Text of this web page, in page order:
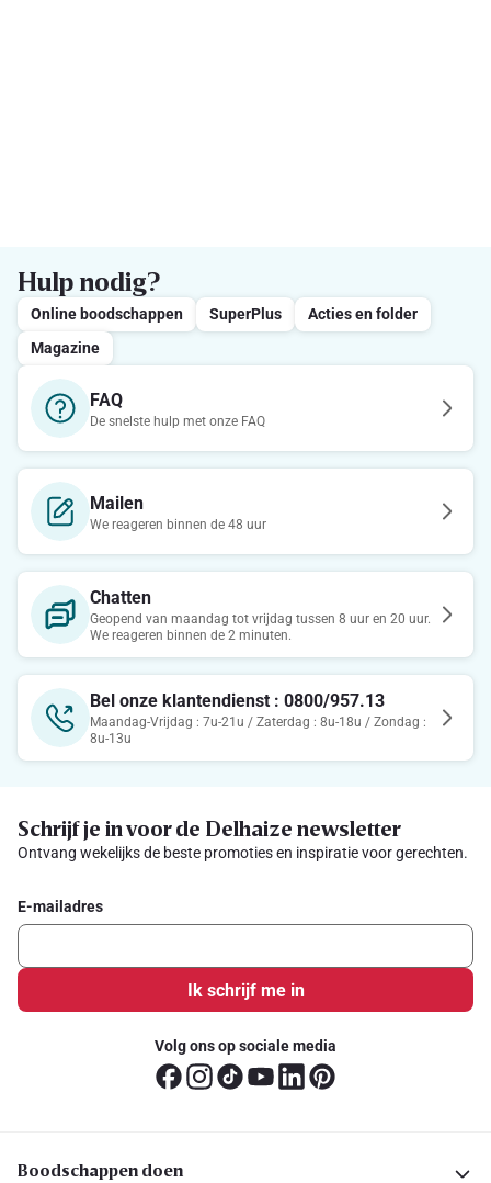
Hulp nodig?
Online boodschappen SuperPlus
Acties en folder
Magazine
FAQ
De snelste hulp met onze FAQ
Mailen
We reageren binnen de 48 uur
Chatten
Geopend van maandag tot vrijdag tussen 8 uur en 20 uur.
We reageren binnen de 2 minuten.
Bel onze klantendienst : 0800/957.13
Maandag-Vrijdag : 7u-21u / Zaterdag : 8u-18u / Zondag :
8u-13u
Schrijf je in voor de Delhaize newsletter
Ontvang wekelijks de beste promoties en inspiratie voor gerechten.
E-mailadres
Ik schrijf me in
Volg ons op sociale media
Boodschappen doen